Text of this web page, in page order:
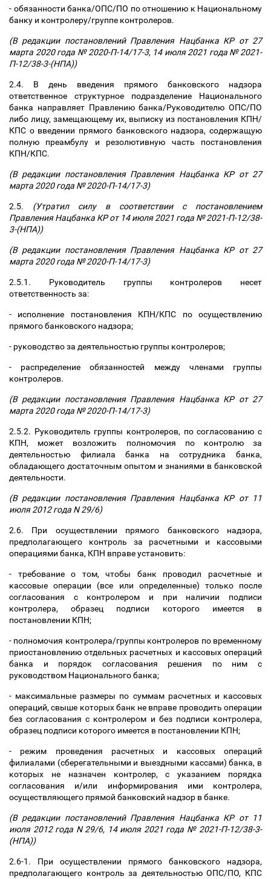
- обязанности банка/ОПС/ПО по отношению к Национальному
банку и контролеру/группе контролеров.
(В редакции постановлений Правления Нацбанка КР от 27
марта 2020 года № 2020-П-14/17-3, 14 июля 2021 года № 2021-
П-12/38-3-(НПА))
2.4. В день введения прямого банковского надзора
ответственное структурное подразделение Национального
банка направляет Правлению банка/Руководителю ОПС/ПО
либо лицу, замещающему их, выписку из постановления КПН/
КПС о введении прямого банковского надзора, содержащую
полную преамбулу и резолютивную часть постановления
КПН/КПС.
(В редакции постановления Правления Нацбанка КР от 27
марта 2020 года № 2020-П-14/17-3)
2.5. (Утратил силу в соответствии с постановлением
Правления Нацбанка КР от 14 июля 2021 года № 2021-П-12/38-
3-(НПА))
(В редакции постановления Правления Нацбанка КР от 27
марта 2020 года № 2020-П-14/17-3)
2.5.1. Руководитель группы контролеров несет
ответственность за:
- исполнение постановления КПН/КПС по осуществлению
прямого банковского надзора;
- руководство за деятельностью группы контролеров;
- распределение обязанностей между членами группы
контролеров.
(В редакции постановления Правления Нацбанка КР от 27
марта 2020 года № 2020-П-14/17-3)
2.5.2. Руководитель группы контролеров, по согласованию с
КПН, может возложить полномочия по контролю за
деятельностью филиала банка на сотрудника банка,
обладающего достаточным опытом и знаниями в банковской
деятельности.
(В редакции постановления Правления Нацбанка КР от 11
июля 2012 года N 29/6)
2.6. При осуществлении прямого банковского надзора,
предполагающего контроль за расчетными и кассовыми
операциями банка, КПН вправе установить:
- требование о том, чтобы банк проводил расчетные и
кассовые операции (все или определенные) только после
согласования с контролером и при наличии подписи
контролера, образец подписи которого имеется в
постановлении КПН;
- полномочия контролера/группы контролеров по временному
приостановлению отдельных расчетных и кассовых операций
банка и порядок согласования решения по ним с
руководством Национального банка;
- максимальные размеры по суммам расчетных и кассовых
операций, свыше которых банк не вправе проводить операции
без согласования с контролером и без подписи контролера,
образец подписи которого имеется в постановлении КПН;
- режим проведения расчетных и кассовых операций
филиалами (сберегательными и выездными кассами) банка, в
которых не назначен контролер, с указанием порядка
согласования и/или информирования ими контролера,
осуществляющего прямой банковский надзор в банке.
(В редакции постановлений Правления Нацбанка КР от 11
июля 2012 года N 29/6, 14 июля 2021 года № 2021-П-12/38-3-
(НПА))
2.6-1. При осуществлении прямого банковского надзора,
предполагающего контроль за деятельностью ОПС/ПО, КПС